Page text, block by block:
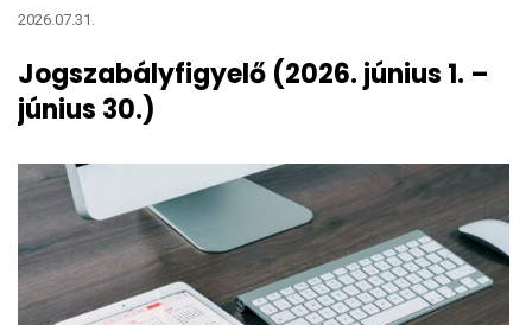
2026.07.31.
Jogszabályfigyelő (2026. június 1. –
június 30.)